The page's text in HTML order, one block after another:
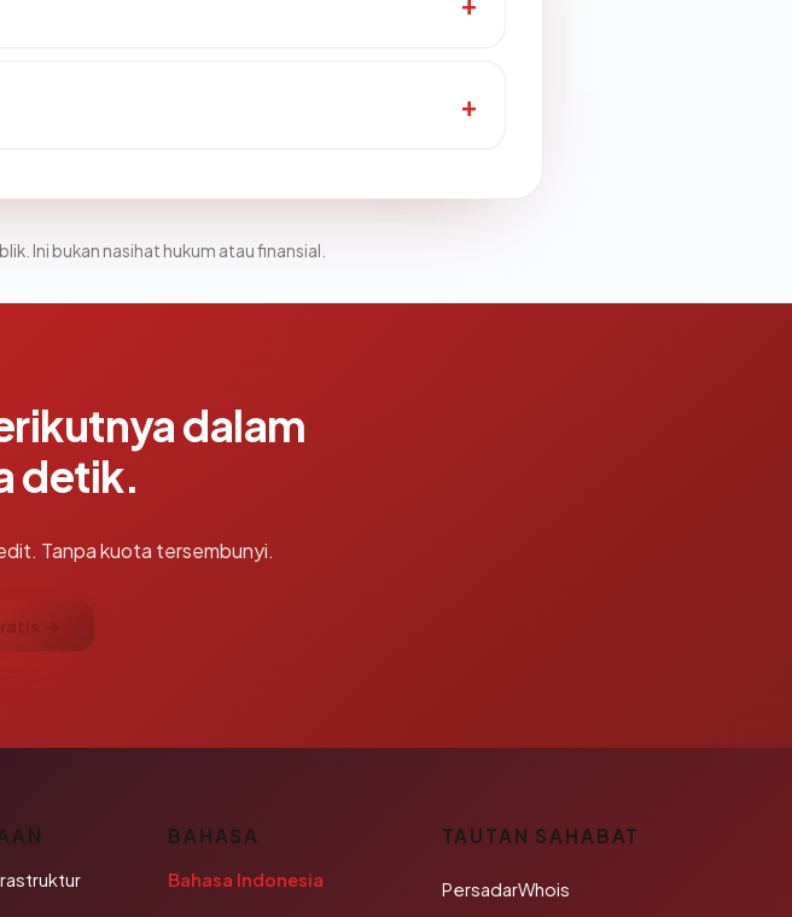
Ini bukan nasihat hukum atau finansial.
dalam
detik.
Tanpa kuota tersembunyi.
→
BAHASA
Bahasa Indonesia
TAUTAN SAHABAT
PersadarWhois